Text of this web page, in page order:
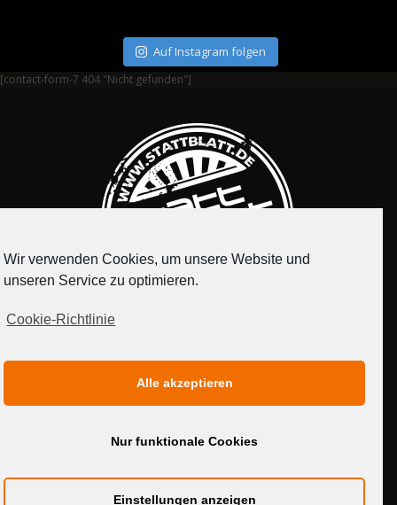
Auf Instagram folgen
[contact-form-7 404 "Nicht gefunden"]
MEDIADATEN
Wir verwenden Cookies, um unsere Website und
unseren Service zu optimieren.
Cookie-Richtlinie
Alle akzeptieren
Nur funktionale Cookies
Einstellungen anzeigen